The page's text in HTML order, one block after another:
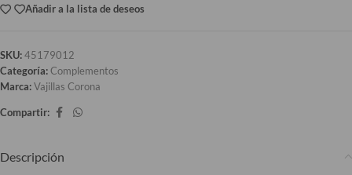
Añadir a la lista de deseos
SKU:45179012
Categoría:Complementos
Marca:Vajillas Corona
Compartir:
Descripción